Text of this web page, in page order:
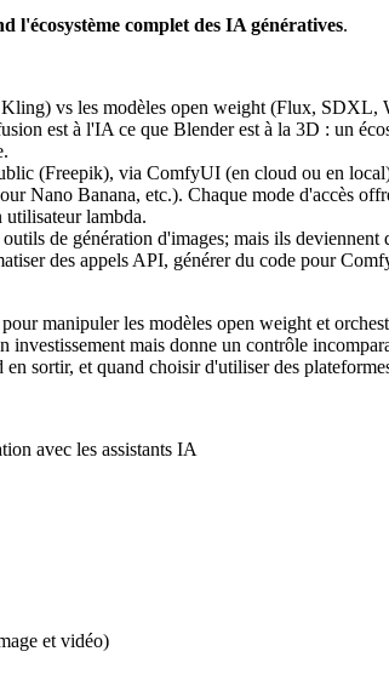
l'écosystème complet des IA génératives.
vs les modèles open weight (Flux,
est à l'IA ce que Blender est à la 3D : un
(Freepik), via ComfyUI (en cloud ou en
Nano Banana, etc.). Chaque mode d'accès
utilisateur lambda.
de génération d'images; mais ils deviennent
des appels API, générer du code pour
manipuler les modèles open weight et
mais donne un contrôle
sortir, et quand choisir d'utiliser des
avec les assistants IA
et vidéo)